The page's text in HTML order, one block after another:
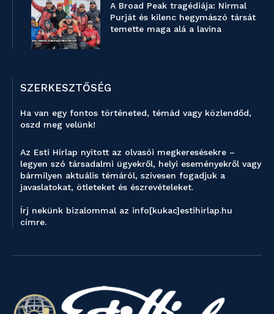
A Broad Peak tragédiája: Nirmal
Purját és kilenc hegymászó társát
temette maga alá a lavina
SZERKESZTŐSÉG
Ha van egy fontos történeted, témád vagy közlendőd,
oszd meg velünk!
Az Esti Hírlap nyitott az olvasói megkeresésekre –
legyen szó társadalmi ügyekről, helyi eseményekről vagy
bármilyen aktuális témáról, szívesen fogadjuk a
javaslatokat, ötleteket és észrevételeket.
Írj nekünk bizalommal az info[kukac]estihirlap.hu
címre.